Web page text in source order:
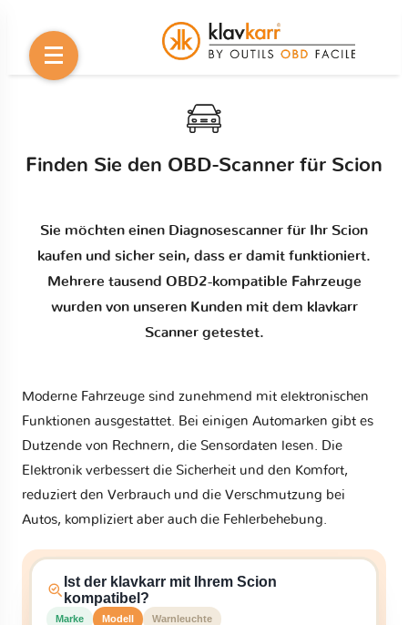
Finden Sie den OBD-Scanner für Scion
Sie möchten einen Diagnosescanner für Ihr Scion
kaufen und sicher sein, dass er damit funktioniert.
Mehrere tausend OBD2-kompatible Fahrzeuge
wurden von unseren Kunden mit dem klavkarr
Scanner getestet.
Moderne Fahrzeuge sind zunehmend mit elektronischen
Funktionen ausgestattet. Bei einigen Automarken gibt es
Dutzende von Rechnern, die Sensordaten lesen. Die
Elektronik verbessert die Sicherheit und den Komfort,
reduziert den Verbrauch und die Verschmutzung bei
Autos, kompliziert aber auch die Fehlerbehebung.
Ist der klavkarr mit Ihrem Scion
kompatibel?
Marke Modell Warnleuchte